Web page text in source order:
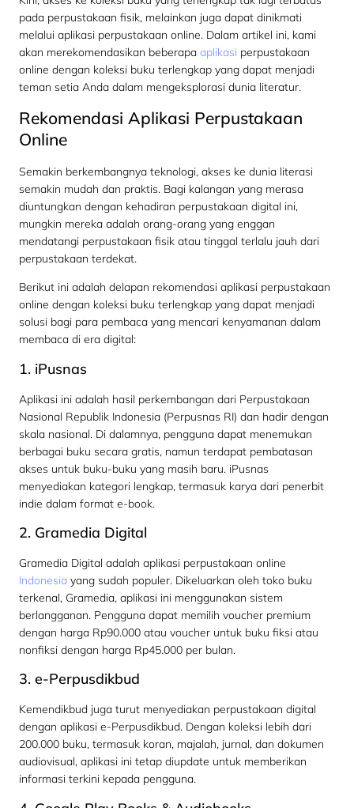
pada perpustakaan fisik, melainkan juga dapat dinikmati
melalui aplikasi perpustakaan online. Dalam artikel ini, kami
akan merekomendasikan beberapa aplikasi perpustakaan
online dengan koleksi buku terlengkap yang dapat menjadi
teman setia Anda dalam mengeksplorasi dunia literatur.
Rekomendasi Aplikasi Perpustakaan
Online
Semakin berkembangnya teknologi, akses ke dunia literasi
semakin mudah dan praktis. Bagi kalangan yang merasa
diuntungkan dengan kehadiran perpustakaan digital ini,
mungkin mereka adalah orang-orang yang enggan
mendatangi perpustakaan fisik atau tinggal terlalu jauh dari
perpustakaan terdekat.
Berikut ini adalah delapan rekomendasi aplikasi perpustakaan
online dengan koleksi buku terlengkap yang dapat menjadi
solusi bagi para pembaca yang mencari kenyamanan dalam
membaca di era digital:
1. iPusnas
Aplikasi ini adalah hasil perkembangan dari Perpustakaan
Nasional Republik Indonesia (Perpusnas RI) dan hadir dengan
skala nasional. Di dalamnya, pengguna dapat menemukan
berbagai buku secara gratis, namun terdapat pembatasan
akses untuk buku-buku yang masih baru. iPusnas
menyediakan kategori lengkap, termasuk karya dari penerbit
indie dalam format e-book.
2. Gramedia Digital
Gramedia Digital adalah aplikasi perpustakaan online
Indonesia yang sudah populer. Dikeluarkan oleh toko buku
terkenal, Gramedia, aplikasi ini menggunakan sistem
berlangganan. Pengguna dapat memilih voucher premium
dengan harga Rp90.000 atau voucher untuk buku fiksi atau
nonfiksi dengan harga Rp45.000 per bulan.
3. e-Perpusdikbud
Kemendikbud juga turut menyediakan perpustakaan digital
dengan aplikasi e-Perpusdikbud. Dengan koleksi lebih dari
200.000 buku, termasuk koran, majalah, jurnal, dan dokumen
audiovisual, aplikasi ini tetap diupdate untuk memberikan
informasi terkini kepada pengguna.